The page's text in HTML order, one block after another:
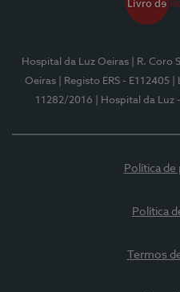
Hospital da Luz Oeiras
| R. Coro
Oeiras
| Registo ERS - E112405
11282/2016
| Hospital da Luz
Política de
Política
Termos